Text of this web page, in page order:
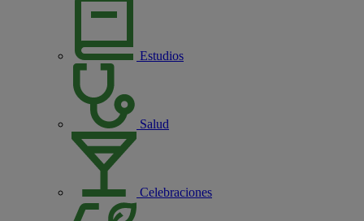
Estudios
Salud
Celebraciones